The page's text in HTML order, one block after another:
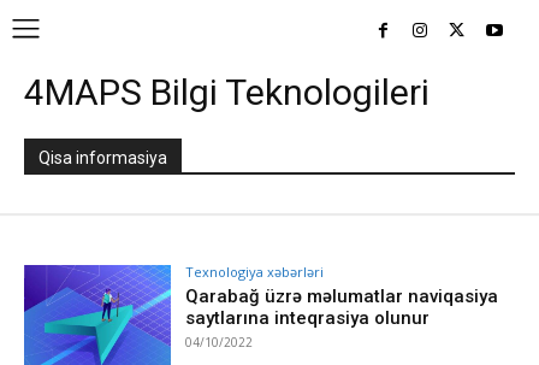
4MAPS Bilgi Teknologileri
Qisa informasiya
Texnologiya xəbərləri
Qarabağ üzrə məlumatlar naviqasiya
saytlarına inteqrasiya olunur
04/10/2022